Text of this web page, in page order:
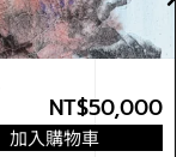
NT$50,000
加入購物車